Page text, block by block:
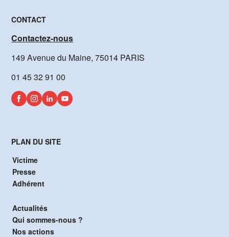
CONTACT
Contactez-nous
149 Avenue du Maine, 75014 PARIS
01 45 32 91 00
PLAN DU SITE
Victime
Presse
Adhérent
Actualités
Qui sommes-nous ?
Nos actions